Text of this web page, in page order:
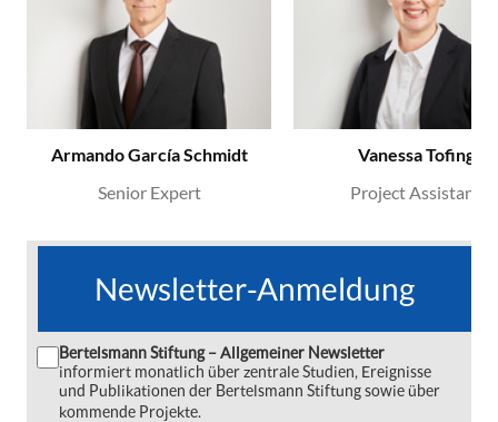
Armando García Schmidt
Senior Expert
Vanessa Tofing
Project Assistant
Newsletter-Anmeldung
Bertelsmann Stiftung – Allgemeiner Newsletter
informiert monatlich über zentrale Studien, Ereignisse
und Publikationen der Bertelsmann Stiftung sowie über
kommende Projekte.